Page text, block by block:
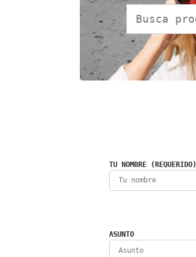
TU NOMBRE (REQUERIDO)
ASUNTO